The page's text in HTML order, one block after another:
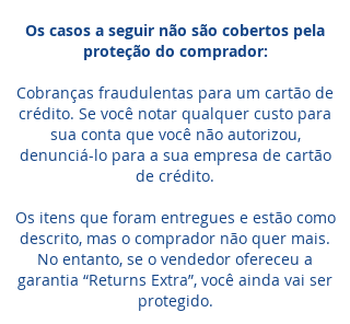
Os casos a seguir não são cobertos pela
proteção do comprador:
Cobranças fraudulentas para um cartão de
crédito. Se você notar qualquer custo para
sua conta que você não autorizou,
denunciá-lo para a sua empresa de cartão
de crédito.
Os itens que foram entregues e estão como
descrito, mas o comprador não quer mais.
No entanto, se o vendedor ofereceu a
garantia “Returns Extra”, você ainda vai ser
protegido.